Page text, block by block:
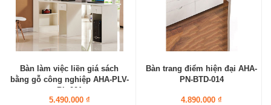
Bàn làm việc liền giá sách
bằng gỗ công nghiệp AHA-PLV-
BL-001
5.490.000 ₫
Bàn trang điểm hiện đại AHA-
PN-BTD-014
4.890.000 ₫